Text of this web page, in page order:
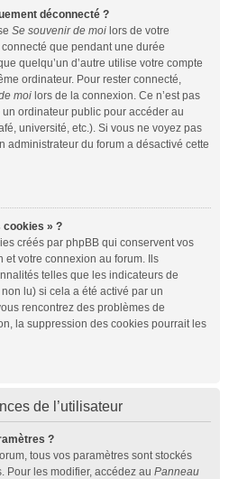
déconnecté ?
Se souvenir de moi lors de votre
que pendant une durée
quelqu’un d’autre utilise votre compte
ordinateur. Pour rester connecté,
moi lors de la connexion. Ce n’est pas
ordinateur public pour accéder au
université, etc.). Si vous ne voyez pas
administrateur du forum a désactivé cette
cookies » ?
créés par phpBB qui conservent vos
et votre connexion au forum. Ils
telles que les indicateurs de
lu) si cela a été activé par un
rencontrez des problèmes de
la suppression des cookies pourrait les
de l’utilisateur
?
tous vos paramètres sont stockés
Pour les modifier, accédez au Panneau